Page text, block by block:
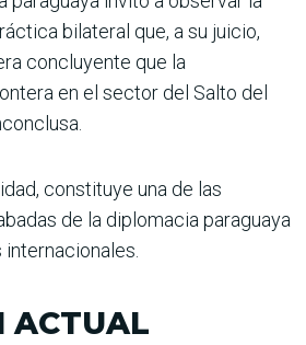
bilateral que, a su juicio,
concluyente que la
en el sector del Salto del
constituye una de las
de la diplomacia paraguaya
ACTUAL